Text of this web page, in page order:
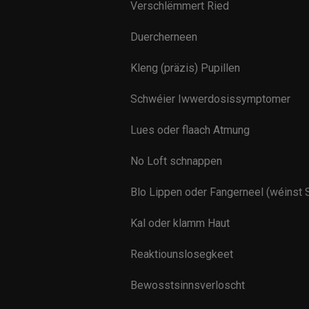
Verschlëmmert Ried
Duercherneen
Kleng (präzis) Pupillen
Schwéier Iwwerdosissymptomer
Lues oder flaach Atmung
No Loft schnappen
Blo Lippen oder Fangerneel (wéinst
Kal oder klamm Haut
Reaktiounslosegkeet
Bewosstsinnsverloscht